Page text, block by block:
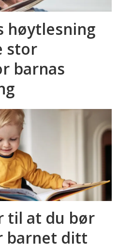
høytlesning
stor
barnas
til at du bør
barnet ditt